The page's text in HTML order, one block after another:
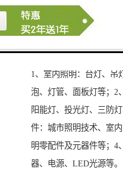
2025年6月23-26日巴西-
1、室内照明：台灯、吊
泡、灯管、面板灯等；2
阳能灯、投光灯、三防
件：城市照明技术、室
明零配件及元器件等；4
器、电源、LED光源等。